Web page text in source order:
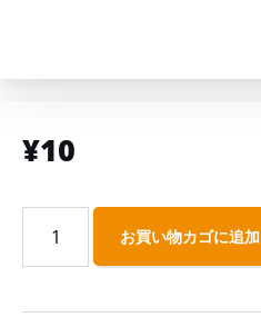
¥10
お買い物カゴに追加